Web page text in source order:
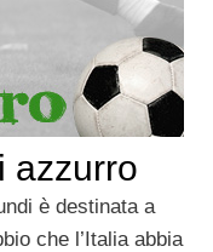
azzurro
è destinata a
che l’Italia abbia